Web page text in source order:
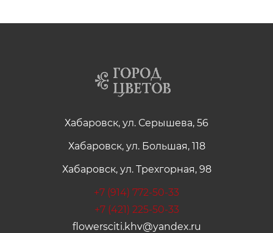
Хабаровск, ул. Серышева, 56
Хабаровск, ул. Большая, 118
Хабаровск, ул. Трехгорная, 98
+7 (914) 772-50-33
+7 (421) 225-50-33
flowersciti.khv@yandex.ru